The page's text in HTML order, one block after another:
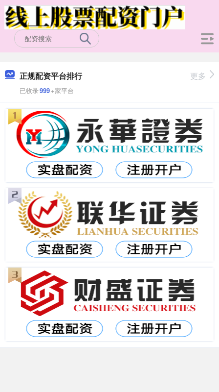
正规配资平台排行
已收录999+家平台
更多